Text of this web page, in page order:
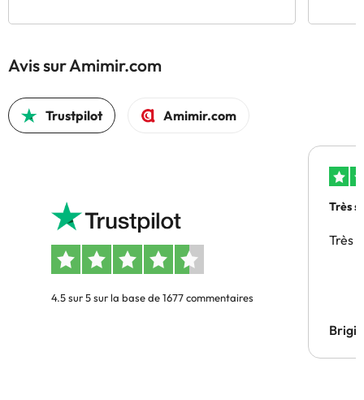
Avis sur Amimir.com
Trustpilot Amimir.com
4.5 sur 5 sur la base de 1677 commentaires
Très
Très